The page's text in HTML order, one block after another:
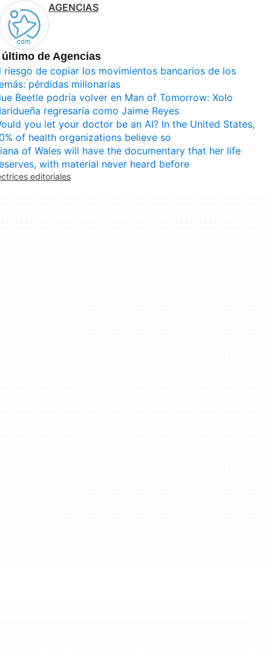
AGENCIAS
de Agencias
riesgo de copiar los movimientos bancarios de los
pérdidas millonarias
Beetle podría volver en Man of Tomorrow: Xolo
regresaría como Jaime Reyes
you let your doctor be an AI? In the United States,
of health organizations believe so
of Wales will have the documentary that her life
with material never heard before
editoriales